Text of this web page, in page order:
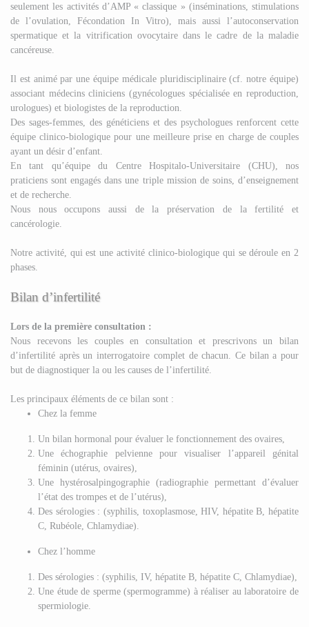
seulement les activités d’AMP « classique » (inséminations, stimulations
de l’ovulation, Fécondation In Vitro), mais aussi l’autoconservation
spermatique et la vitrification ovocytaire dans le cadre de la maladie
cancéreuse.
Il est animé par une équipe médicale pluridisciplinaire (cf. notre équipe)
associant médecins cliniciens (gynécologues spécialisée en reproduction,
urologues) et biologistes de la reproduction.
Des sages-femmes, des généticiens et des psychologues renforcent cette
équipe clinico-biologique pour une meilleure prise en charge de couples
ayant un désir d’enfant.
En tant qu’équipe du Centre Hospitalo-Universitaire (CHU), nos
praticiens sont engagés dans une triple mission de soins, d’enseignement
et de recherche.
Nous nous occupons aussi de la préservation de la fertilité et
cancérologie.
Notre activité, qui est une activité clinico-biologique qui se déroule en 2
phases.
Bilan d’infertilité
Lors de la première consultation :
Nous recevons les couples en consultation et prescrivons un bilan
d’infertilité après un interrogatoire complet de chacun. Ce bilan a pour
but de diagnostiquer la ou les causes de l’infertilité.
Les principaux éléments de ce bilan sont :
Chez la femme
Un bilan hormonal pour évaluer le fonctionnement des ovaires,
Une échographie pelvienne pour visualiser l’appareil génital
féminin (utérus, ovaires),
Une hystérosalpingographie (radiographie permettant d’évaluer
l’état des trompes et de l’utérus),
Des sérologies : (syphilis, toxoplasmose, HIV, hépatite B, hépatite
C, Rubéole, Chlamydiae).
Chez l’homme
Des sérologies : (syphilis, IV, hépatite B, hépatite C, Chlamydiae),
Une étude de sperme (spermogramme) à réaliser au laboratoire de
spermiologie.